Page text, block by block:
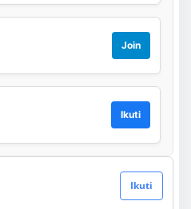
Join
Ikuti
Ikuti